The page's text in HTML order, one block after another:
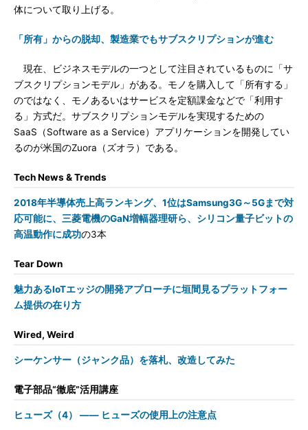
体について取り上げる。
「所有」からの脱却、製造業でもサブスクリプションが進む
現在、ビジネスモデルの一つとして注目されているものに「サ
ブスクリプションモデル」がある。モノを購入して「所有する」
のではなく、モノあるいはサービスを定額課金などで「利用す
る」方式だ。サブスクリプションモデルを実現するための
SaaS（Software as a Service）アプリケーションを開発してい
るのが米国のZuora（ズオラ）である。
Tech News & Trends
2018年半導体売上高ランキング、1位はSamsung3G～5Gまで対
応可能に、三菱電機のGaN増幅器理研ら、シリコン量子ビットの
高温動作に成功の3本
Tear Down
魅力あるIoTエッジの開発アプローチに垣間見るプラットフォー
ム提供の在り方
Wired, Weird
シーケンサー（ジャンク品）を落札、改造してみた
電子部品“徹底”活用講座
ヒューズ（4） ―― ヒューズの使用上の注意点